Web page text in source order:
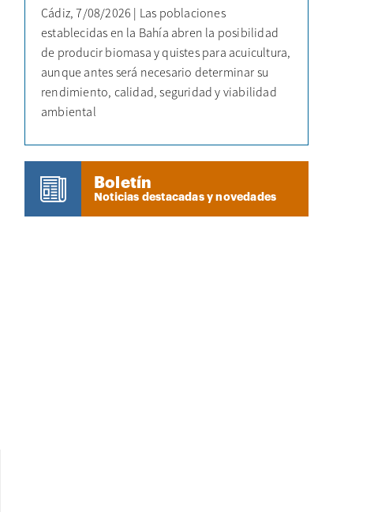
Cádiz, 7/08/2026 | Las poblaciones
establecidas en la Bahía abren la posibilidad
de producir biomasa y quistes para acuicultura,
aunque antes será necesario determinar su
rendimiento, calidad, seguridad y viabilidad
ambiental
Boletín
Noticias destacadas y novedades